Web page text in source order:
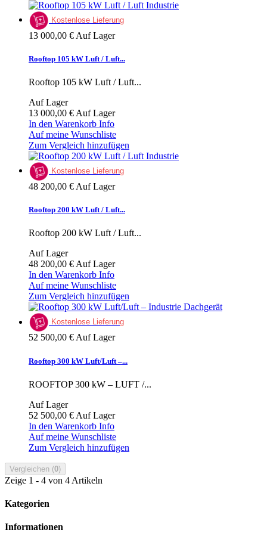
Kostenlose Lieferung
13 000,00 € Auf Lager
Rooftop 105 kW Luft / Luft...
Rooftop 105 kW Luft / Luft...
Auf Lager
13 000,00 € Auf Lager
In den Warenkorb Info
Auf meine Wunschliste
Zum Vergleich hinzufügen
Kostenlose Lieferung
48 200,00 € Auf Lager
Rooftop 200 kW Luft / Luft...
Rooftop 200 kW Luft / Luft...
Auf Lager
48 200,00 € Auf Lager
In den Warenkorb Info
Auf meine Wunschliste
Zum Vergleich hinzufügen
Kostenlose Lieferung
52 500,00 € Auf Lager
Rooftop 300 kW Luft/Luft –...
ROOFTOP 300 kW – LUFT /...
Auf Lager
52 500,00 € Auf Lager
In den Warenkorb Info
Auf meine Wunschliste
Zum Vergleich hinzufügen
Vergleichen (0)
Zeige 1 - 4 von 4 Artikeln
Kategorien
Informationen